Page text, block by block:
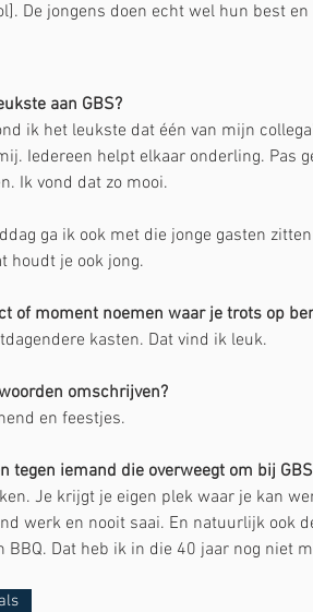
De jongens doen echt wel hun best
aan GBS?
ik het leukste dat één van mijn
Iedereen helpt elkaar onderling. Pas
Ik vond dat zo mooi.
ga ik ook met die jonge gasten
houdt je ook jong.
of moment noemen waar je trots op
kasten. Dat vind ik leuk.
omschrijven?
en feestjes.
tegen iemand die overweegt om bij
Je krijgt je eigen plek waar je kan
werk en nooit saai. En natuurlijk ook
BBQ. Dat heb ik in die 40 jaar nog niet